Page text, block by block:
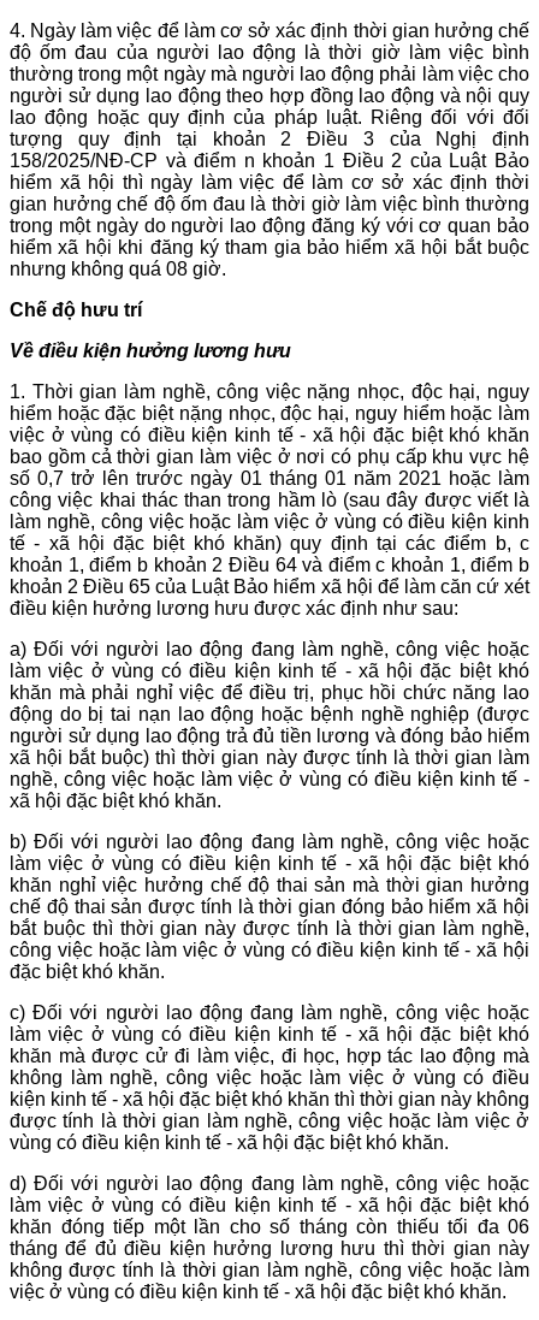
4. Ngày làm việc để làm cơ sở xác định thời gian hưởng chế
độ ốm đau của người lao động là thời giờ làm việc bình
thường trong một ngày mà người lao động phải làm việc cho
người sử dụng lao động theo hợp đồng lao động và nội quy
lao động hoặc quy định của pháp luật. Riêng đối với đối
tượng quy định tại khoản 2 Điều 3 của Nghị định
158/2025/NĐ-CP và điểm n khoản 1 Điều 2 của Luật Bảo
hiểm xã hội thì ngày làm việc để làm cơ sở xác định thời
gian hưởng chế độ ốm đau là thời giờ làm việc bình thường
trong một ngày do người lao động đăng ký với cơ quan bảo
hiểm xã hội khi đăng ký tham gia bảo hiểm xã hội bắt buộc
nhưng không quá 08 giờ.
Chế độ hưu trí
Về điều kiện hưởng lương hưu
1. Thời gian làm nghề, công việc nặng nhọc, độc hại, nguy
hiểm hoặc đặc biệt nặng nhọc, độc hại, nguy hiểm hoặc làm
việc ở vùng có điều kiện kinh tế - xã hội đặc biệt khó khăn
bao gồm cả thời gian làm việc ở nơi có phụ cấp khu vực hệ
số 0,7 trở lên trước ngày 01 tháng 01 năm 2021 hoặc làm
công việc khai thác than trong hầm lò (sau đây được viết là
làm nghề, công việc hoặc làm việc ở vùng có điều kiện kinh
tế - xã hội đặc biệt khó khăn) quy định tại các điểm b, c
khoản 1, điểm b khoản 2 Điều 64 và điểm c khoản 1, điểm b
khoản 2 Điều 65 của Luật Bảo hiểm xã hội để làm căn cứ xét
điều kiện hưởng lương hưu được xác định như sau:
a) Đối với người lao động đang làm nghề, công việc hoặc
làm việc ở vùng có điều kiện kinh tế - xã hội đặc biệt khó
khăn mà phải nghỉ việc để điều trị, phục hồi chức năng lao
động do bị tai nạn lao động hoặc bệnh nghề nghiệp (được
người sử dụng lao động trả đủ tiền lương và đóng bảo hiểm
xã hội bắt buộc) thì thời gian này được tính là thời gian làm
nghề, công việc hoặc làm việc ở vùng có điều kiện kinh tế -
xã hội đặc biệt khó khăn.
b) Đối với người lao động đang làm nghề, công việc hoặc
làm việc ở vùng có điều kiện kinh tế - xã hội đặc biệt khó
khăn nghỉ việc hưởng chế độ thai sản mà thời gian hưởng
chế độ thai sản được tính là thời gian đóng bảo hiểm xã hội
bắt buộc thì thời gian này được tính là thời gian làm nghề,
công việc hoặc làm việc ở vùng có điều kiện kinh tế - xã hội
đặc biệt khó khăn.
c) Đối với người lao động đang làm nghề, công việc hoặc
làm việc ở vùng có điều kiện kinh tế - xã hội đặc biệt khó
khăn mà được cử đi làm việc, đi học, hợp tác lao động mà
không làm nghề, công việc hoặc làm việc ở vùng có điều
kiện kinh tế - xã hội đặc biệt khó khăn thì thời gian này không
được tính là thời gian làm nghề, công việc hoặc làm việc ở
vùng có điều kiện kinh tế - xã hội đặc biệt khó khăn.
d) Đối với người lao động đang làm nghề, công việc hoặc
làm việc ở vùng có điều kiện kinh tế - xã hội đặc biệt khó
khăn đóng tiếp một lần cho số tháng còn thiếu tối đa 06
tháng để đủ điều kiện hưởng lương hưu thì thời gian này
không được tính là thời gian làm nghề, công việc hoặc làm
việc ở vùng có điều kiện kinh tế - xã hội đặc biệt khó khăn.